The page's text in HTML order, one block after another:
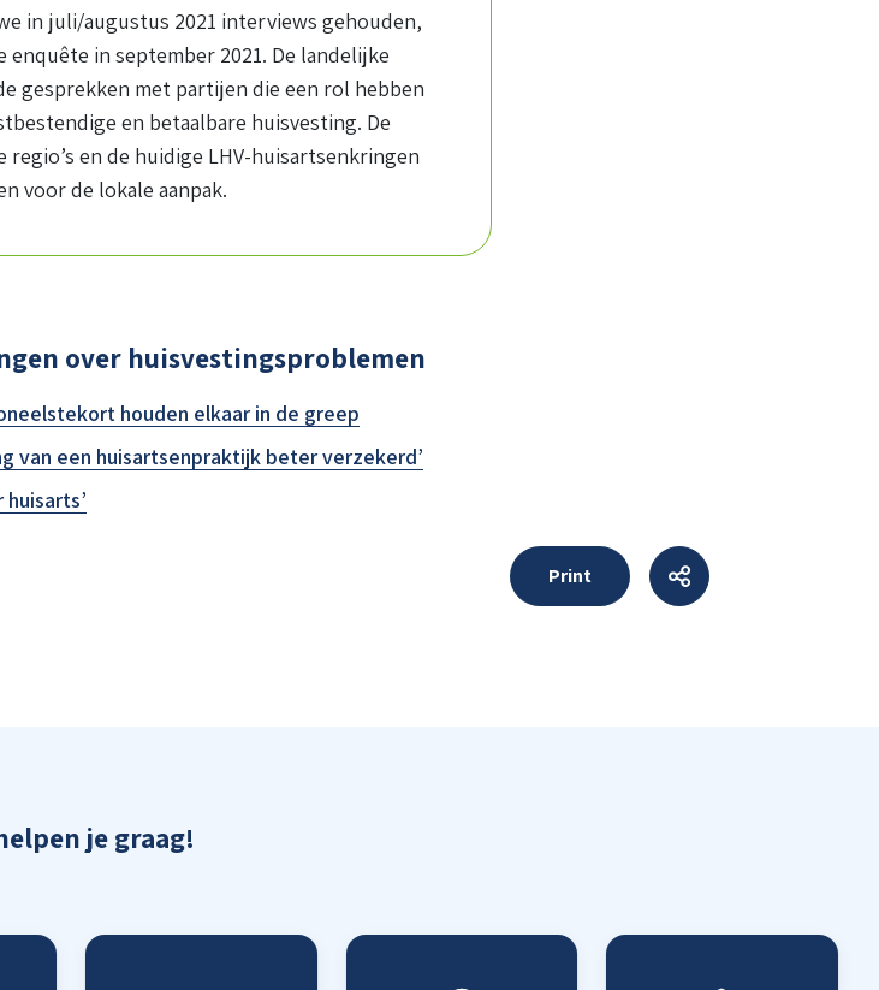
in juli/augustus 2021 interviews gehouden,
in september 2021. De landelijke
gesprekken met partijen die een rol hebben
en betaalbare huisvesting. De
en de huidige LHV-huisartsenkringen
voor de lokale aanpak.
over huisvestingsproblemen
houden elkaar in de greep
van een huisartsenpraktijk beter verzekerd’
Print
je graag!